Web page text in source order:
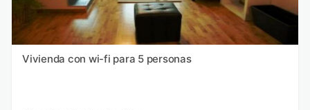
Vivienda con wi-fi para 5 personas